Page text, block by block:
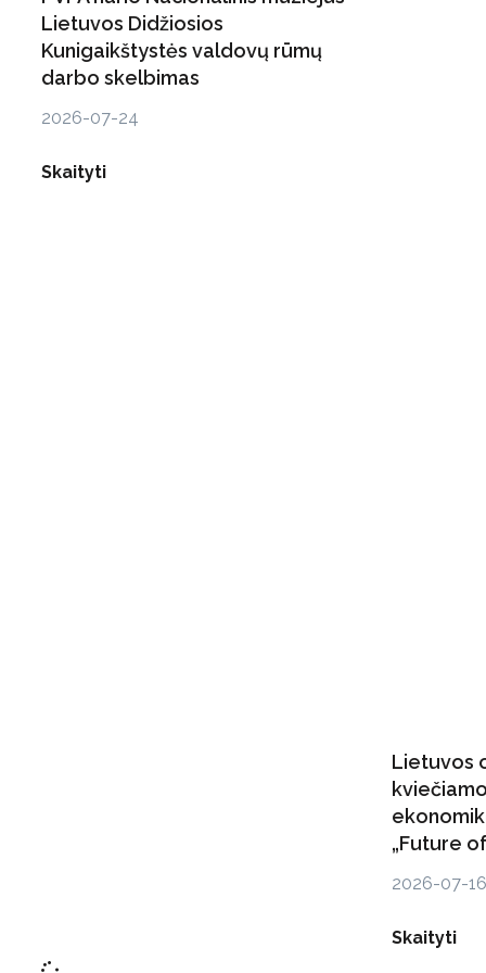
Lietuvos Didžiosios
Kunigaikštystės valdovų rūmų
darbo skelbimas
2026-07-24
Skaityti
Lietuvos
„Future
2026-07-16
Skaityti